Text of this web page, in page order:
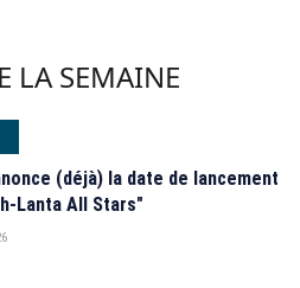
LA SEMAINE
(déjà) la date de lancement
Lanta All Stars"